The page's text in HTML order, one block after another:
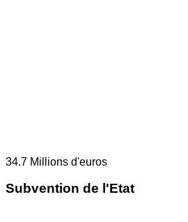
34.7 Millions d'euros
Subvention de l'Etat